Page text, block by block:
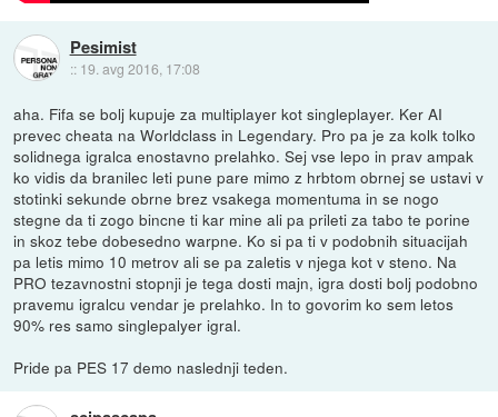
Pesimist
:: 19. avg 2016, 17:08
aha. Fifa se bolj kupuje za multiplayer kot singleplayer. Ker AI
prevec cheata na Worldclass in Legendary. Pro pa je za kolk tolko
solidnega igralca enostavno prelahko. Sej vse lepo in prav ampak
ko vidis da branilec leti pune pare mimo z hrbtom obrnej se ustavi v
stotinki sekunde obrne brez vsakega momentuma in se nogo
stegne da ti zogo bincne ti kar mine ali pa prileti za tabo te porine
in skoz tebe dobesedno warpne. Ko si pa ti v podobnih situacijah
pa letis mimo 10 metrov ali se pa zaletis v njega kot v steno. Na
PRO tezavnostni stopnji je tega dosti majn, igra dosti bolj podobno
pravemu igralcu vendar je prelahko. In to govorim ko sem letos
90% res samo singlepalyer igral.
Pride pa PES 17 demo naslednji teden.